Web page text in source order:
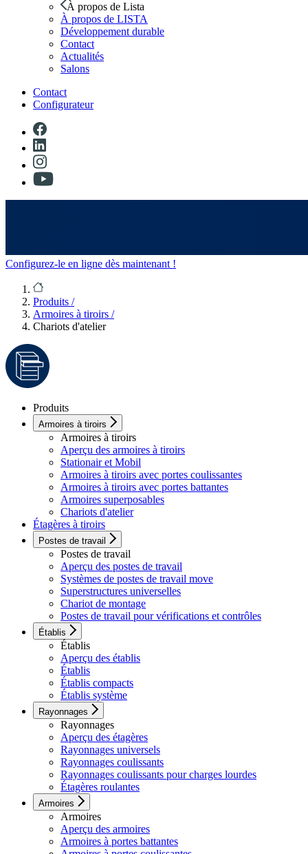
À propos de Lista
À propos de LISTA
Développement durable
Contact
Actualités
Salons
Contact
Configurateur
Configurez-le en ligne dès maintenant !
Produits /
Armoires à tiroirs /
Chariots d'atelier
Produits
Armoires à tiroirs
Armoires à tiroirs
Aperçu des armoires à tiroirs
Stationair et Mobil
Armoires à tiroirs avec portes coulissantes
Armoires à tiroirs avec portes battantes
Armoires superposables
Chariots d'atelier
Étagères à tiroirs
Postes de travail
Postes de travail
Aperçu des postes de travail
Systèmes de postes de travail move
Superstructures universelles
Chariot de montage
Postes de travail pour vérifications et contrôles
Établis
Établis
Aperçu des établis
Établis
Établis compacts
Établis système
Rayonnages
Rayonnages
Aperçu des étagères
Rayonnages universels
Rayonnages coulissants
Rayonnages coulissants pour charges lourdes
Étagères roulantes
Armoires
Armoires
Aperçu des armoires
Armoires à portes battantes